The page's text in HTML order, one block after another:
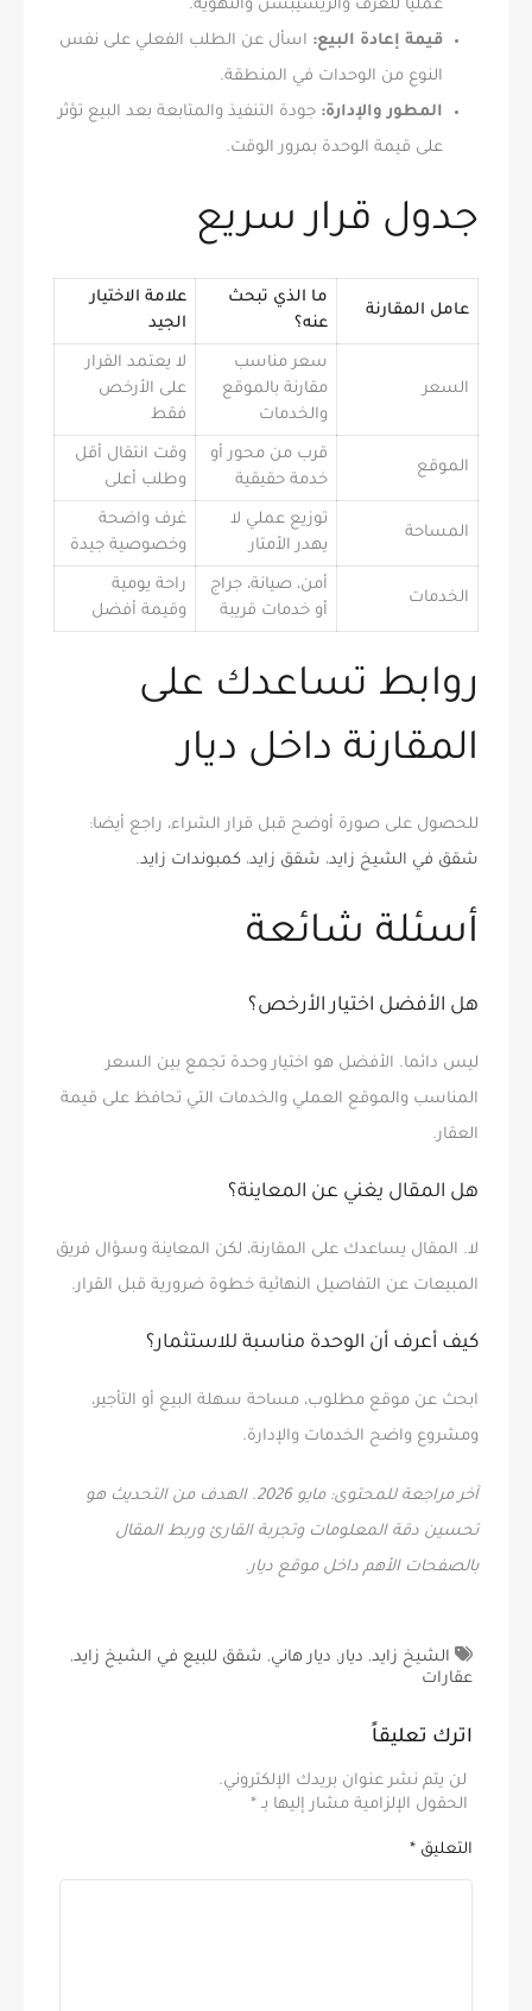
عمليا للغرف والريسيبشن والتهوية.
قيمة إعادة البيع: اسأل عن الطلب الفعلي على نفس
النوع من الوحدات في المنطقة.
المطور والإدارة: جودة التنفيذ والمتابعة بعد البيع تؤثر
على قيمة الوحدة بمرور الوقت.
جدول قرار سريع
عامل المقارنة
ما الذي تبحث
عنه؟
علامة الاختيار
الجيد
السعر
سعر مناسب
مقارنة بالموقع
والخدمات
لا يعتمد القرار
على الأرخص
فقط
الموقع
قرب من محور أو
خدمة حقيقية
وقت انتقال أقل
وطلب أعلى
المساحة
توزيع عملي لا
يهدر الأمتار
غرف واضحة
وخصوصية جيدة
الخدمات
أمن، صيانة، جراج
أو خدمات قريبة
راحة يومية
وقيمة أفضل
روابط تساعدك على
المقارنة داخل ديار
للحصول على صورة أوضح قبل قرار الشراء، راجع أيضا:
شقق في الشيخ زايد، شقق زايد، كمبوندات زايد.
أسئلة شائعة
هل الأفضل اختيار الأرخص؟
ليس دائما. الأفضل هو اختيار وحدة تجمع بين السعر
المناسب والموقع العملي والخدمات التي تحافظ على قيمة
العقار.
هل المقال يغني عن المعاينة؟
لا. المقال يساعدك على المقارنة، لكن المعاينة وسؤال فريق
المبيعات عن التفاصيل النهائية خطوة ضرورية قبل القرار.
كيف أعرف أن الوحدة مناسبة للاستثمار؟
ابحث عن موقع مطلوب، مساحة سهلة البيع أو التأجير،
ومشروع واضح الخدمات والإدارة.
آخر مراجعة للمحتوى: مايو 2026. الهدف من التحديث هو
تحسين دقة المعلومات وتجربة القارئ وربط المقال
بالصفحات الأهم داخل موقع ديار.
الشيخ زايد, ديار, ديار هاني, شقق للبيع في الشيخ زايد,
عقارات
اترك تعليقاً
لن يتم نشر عنوان بريدك الإلكتروني.
الحقول الإلزامية مشار إليها بـ *
التعليق *